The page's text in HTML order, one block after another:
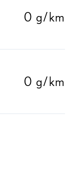
0 g/km
0 g/km